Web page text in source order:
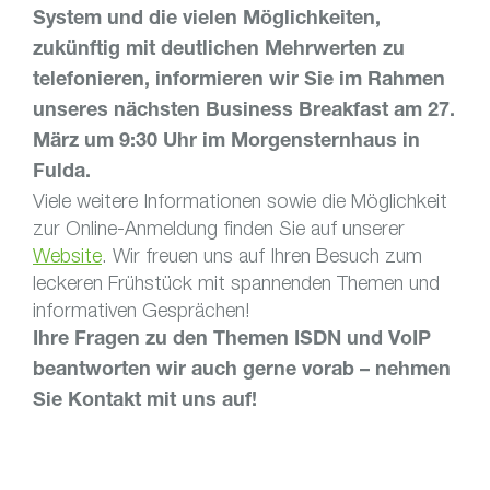
System und die vielen Möglichkeiten,
zukünftig mit deutlichen Mehrwerten zu
telefonieren, informieren wir Sie im Rahmen
unseres nächsten Business Breakfast am 27.
März um 9:30 Uhr im Morgensternhaus in
Fulda.
Viele weitere Informationen sowie die Möglichkeit
zur Online-Anmeldung finden Sie auf unserer
Website. Wir freuen uns auf Ihren Besuch zum
leckeren Frühstück mit spannenden Themen und
informativen Gesprächen!
Ihre Fragen zu den Themen ISDN und VoIP
beantworten wir auch gerne vorab – nehmen
Sie Kontakt mit uns auf!